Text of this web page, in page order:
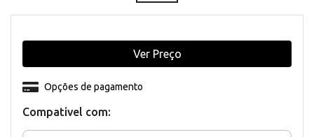
Compativel com:
Opções de pagamento
Ver Preço